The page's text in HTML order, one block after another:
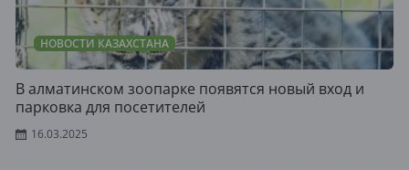
НОВОСТИ КАЗАХСТАНА
В алматинском зоопарке появятся новый вход и
парковка для посетителей
16.03.2025